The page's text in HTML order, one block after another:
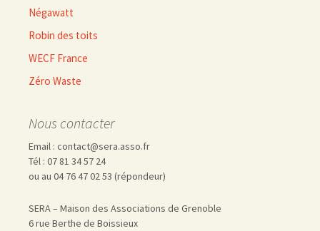
Négawatt
Robin des toits
WECF France
Zéro Waste
Nous contacter
Email : contact@sera.asso.fr
Tél : 07 81 34 57 24
ou au 04 76 47 02 53 (répondeur)
SERA – Maison des Associations de Grenoble
6 rue Berthe de Boissieux